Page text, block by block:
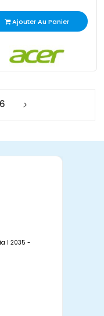
Ajouter Au Panier
I 2035 -